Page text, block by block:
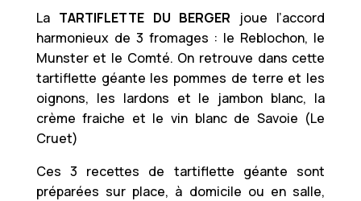
La TARTIFLETTE DU BERGER
joue l’accord
harmonieux de 3 fromages : le Reblochon, le
Munster et le Comté. On retrouve dans cette
tartiflette géante les pommes de terre et les
oignons, les lardons et le jambon blanc, la
crème fraiche et le vin blanc de Savoie (Le
Cruet)
Ces 3 recettes de tartiflette géante sont
préparées sur place, à domicile ou en salle,